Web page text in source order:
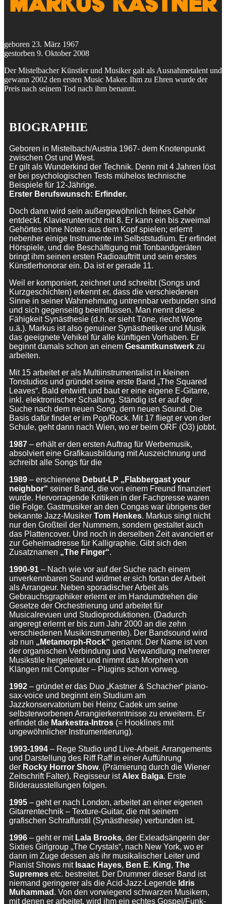
geboren 23. März 1967
gestorben 9. Oktober 2008
Der Mistelbacher Künstler und Musiker galt als Ausnahmetalent und
gewann 2002 den ersten Music Maker. Ihm zu Ehren wurde der
Preis nach seinem Tod nach ihm benannt.
BIOGRAPHIE
Geboren in Mistelbach/Austria 1967- dem Knotenpunkt
zwischen Ost und West.
Er gilt als Wunderkind der Technik. Denn mit 4 Jahren löst
er bei psychologischen Tests mühelos technische
Beispiele für 12-Jährige.
Erster Berufswunsch: Erfinder.
Doch dann wird sein außergewöhnlich feines Gehör
entdeckt. Klavierunterricht mit 8. Er kann ein bis zweimal
Gehörtes ohne Noten aus dem Kopf spielen; erlernt
nebenher einige Instrumente im Selbststudium. Er erfindet
Hörspiele, und die Beschäftigung mit Tonbandgeräten
bringt ihm seinen ersten Radioauftritt und sein erstes
Künstlerhonorar ein. Da ist er gerade 11.
Weil er komponiert, zeichnet und schreibt (Songs und
Kurzgeschichten) erkennt er, dass die verschiedenen
Sinne in seiner Wahrnehmung untrennbar verbunden sind
und sich gegenseitig beeinflussen. Man nennt diese
Fähigkeit Synästhesie (d.h. er sieht Töne, riecht Worte
u.ä.). Markus ist also genuiner Synästhetiker und Musik
das geeignete Vehikel für alle künftigen Vorhaben. Er
beginnt damals schon an einem Gesamtkunstwerk zu
arbeiten.
Mit 15 arbeitet er als Multiinstrumentalist in kleinen
Tonstudios und gründet seine erste Band „The Squared
Leaves“. Bald entwirft und baut er eine eigene E-Gitarre,
inkl. elektronischer Schaltung. Ständig ist er auf der
Suche nach dem neuen Song, dem neuen Sound. Die
Basis dafür findet er im Pop/Rock. Mit 17 fliegt er von der
Schule, geht dann nach Wien, wo er beim ORF (Ö3) jobbt.
1987 – erhält er den ersten Auftrag für Werbemusik,
absolviert eine Grafikausbildung mit Auszeichnung und
schreibt alle Songs für die
1989 – erschienene Debut-LP „Flabbergast your
neighbor“ seiner Band, die von einem Freund finanziert
wurde. Hervorragende Kritiken in der Fachpresse waren
die Folge. Gastmusiker an den Congas war übrigens der
bekannte Jazz-Musiker Tom Henkes. Markus singt nicht
nur den Großteil der Nummern, sondern gestaltet auch
das Plattencover. Und noch in derselben Zeit avanciert er
zur Geheimadresse für Kalligraphie. Gibt sich den
Zusatznamen „The Finger“.
1990-91 – Nach wie vor auf der Suche nach einem
unverkennbaren Sound widmet er sich fortan der Arbeit
als Arrangeur. Neben sporadischer Arbeit als
Gebrauchsgraphiker erlernt er im Handumdrehen die
Gesetze der Orchestrierung und arbeitet für
Musicalrevuen und Studioproduktionen. (Dadurch
angeregt erlernt er bis zum Jahr 2000 an die zehn
verschiedenen Musikinstrumente). Der Bandsound wird
ab nun „Metamorph-Rock“ genannt. Der Name ist von
der organischen Verbindung und Verwandlung mehrerer
Musikstile hergeleitet und nimmt das Morphen von
Klängen mit Computer – Plugins schon vorweg.
1992 – gründet er das Duo „Kastner & Schacher“ piano-
sax-voice und beginnt ein Studium am
Jazzkonservatorium bei Heinz Cadek um seine
selbsterworbenen Arrangierkenntnisse zu erweitern. Er
erfindet die Markestra-Intros (= Hooklines mit
ungewöhnlicher Instrumentierung).
1993-1994 – Rege Studio und Live-Arbeit. Arrangements
und Darstellung des Riff Raff in einer Aufführung
der Rocky Horror Show. (Prämierung durch die Wiener
Zeitschrift Falter). Regisseur ist Alex Balga. Erste
Bilderausstellungen folgen.
1995 – geht er nach London, arbeitet an einer eigenen
Gitarrentechnik – Texture-Guitar, die mit seinem
grafischen Schraffurstil (Synästhesie) verbunden ist.
1996 – geht er mit Lala Brooks, der Exleadsängerin der
Sixties Girlgroup „The Crystals“, nach New York, wo er
dann im Zuge dessen als ihr musikalischer Leiter und
Pianist Shows mit Isaac Hayes, Ben E. King, The
Supremes etc. bestreitet. Der Drummer dieser Band ist
niemand geringerer als die Acid-Jazz-Legende Idris
Muhammad . Von den vorwiegend schwarzen Musikern,
mit denen er arbeitet, wird ihm ein echtes Gospel/Funk-